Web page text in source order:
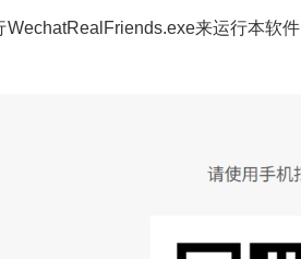
WechatRealFriends.exe来运行本软